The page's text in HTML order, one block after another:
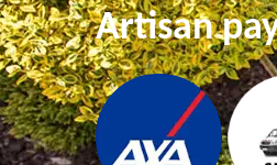
Artisan